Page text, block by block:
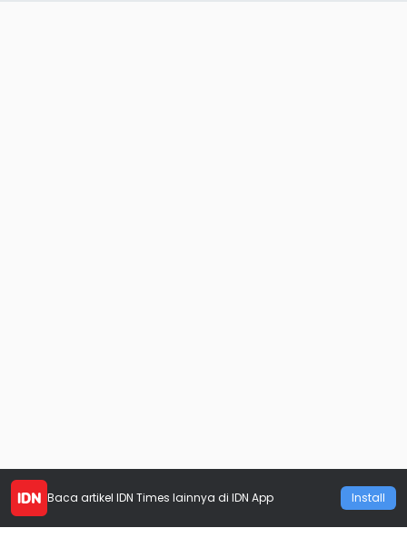
Baca artikel IDN Times lainnya di IDN App Install